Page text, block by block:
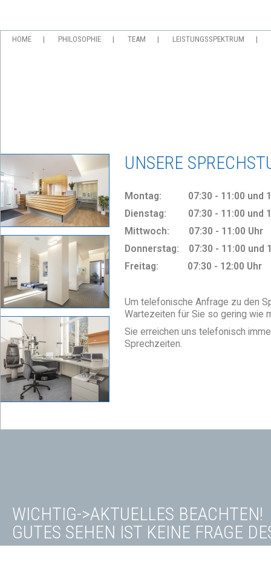
HOME PHILOSOPHIE TEAM LEISTUNGSSPEKTRUM
UNSERE
Montag: 07:30 - 11:00 und
Dienstag: 07:30 - 11:00 und
Mittwoch: 07:30 - 11:00 Uhr
Donnerstag: 07:30 - 11:00 und
Freitag: 07:30 - 12:00 Uhr
Um telefonische Anfrage zu den
Wartezeiten für Sie so gering wie
Sie erreichen uns telefonisch
Sprechzeiten.
WICHTIG->AKTUELLES BEACHTEN!
GUTES SEHEN IST KEINE FRAGE